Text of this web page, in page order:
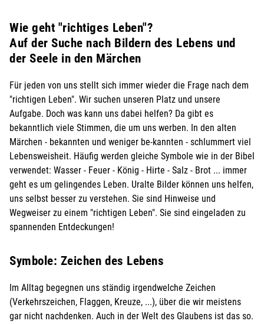
Wie geht "richtiges Leben"?
Auf der Suche nach Bildern des Lebens und
der Seele in den Märchen
Für jeden von uns stellt sich immer wieder die Frage nach dem
"richtigen Leben". Wir suchen unseren Platz und unsere
Aufgabe. Doch was kann uns dabei helfen? Da gibt es
bekanntlich viele Stimmen, die um uns werben. In den alten
Märchen - bekannten und weniger be-kannten - schlummert viel
Lebensweisheit. Häufig werden gleiche Symbole wie in der Bibel
verwendet: Wasser - Feuer - König - Hirte - Salz - Brot ... immer
geht es um gelingendes Leben. Uralte Bilder können uns helfen,
uns selbst besser zu verstehen. Sie sind Hinweise und
Wegweiser zu einem "richtigen Leben". Sie sind eingeladen zu
spannenden Entdeckungen!
Symbole: Zeichen des Lebens
Im Alltag begegnen uns ständig irgendwelche Zeichen
(Verkehrszeichen, Flaggen, Kreuze, ...), über die wir meistens
gar nicht nachdenken. Auch in der Welt des Glaubens ist das so.